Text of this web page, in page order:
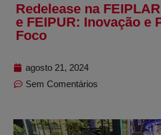
Redelease na
e FEIPUR: Inovação e
Foco
agosto 21, 2024
Sem Comentários